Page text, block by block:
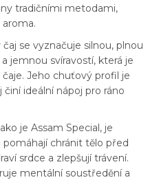
tradičními metodami,
se vyznačuje silnou, plnou
jemnou svíravostí, která je
Jeho chuťový profil je
ideální nápoj pro ráno
je Assam Special, je
chránit tělo před
srdce a zlepšují trávení.
mentální soustředění a